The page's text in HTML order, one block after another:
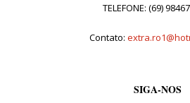
TELEFONE: (69)
Contato:
SIGA-NOS